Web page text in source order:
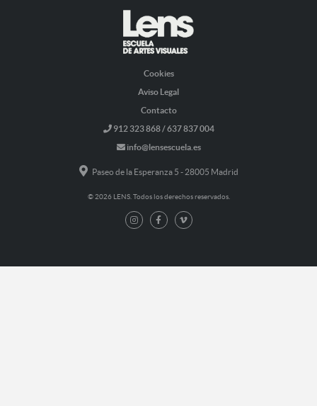
Cookies
Aviso Legal
Contacto
912 323 868 / 637 837 004
info@lensescuela.es
Paseo de la Esperanza 5 - 28005 Madrid
© 2026 LENS. Todos los derechos reservados.